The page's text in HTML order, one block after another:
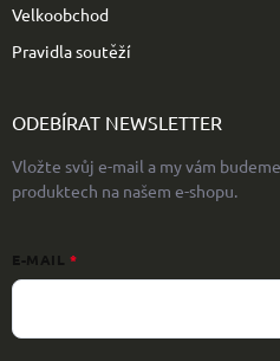
Velkoobchod
Pravidla soutěží
ODEBÍRAT NEWSLETTER
Vložte svůj e-mail a my vám
produktech na našem e-shopu.
E-MAIL